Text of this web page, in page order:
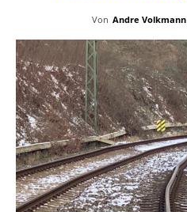
Von Andre Volkmann